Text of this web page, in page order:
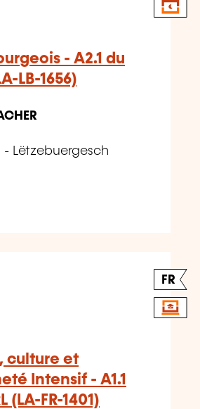
- A2.1 du
LB-1656)
- Lëtzebuergesch
FR
culture et
Intensif - A1.1
(LA-FR-1401)